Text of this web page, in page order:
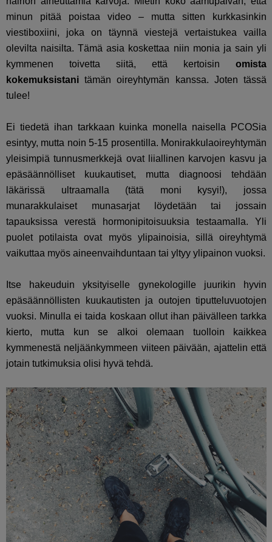
minun pitää poistaa video – mutta sitten kurkkasinkin
viestiboxiini, joka on täynnä viestejä vertaistukea vailla
olevilta naisilta. Tämä asia koskettaa niin monia ja sain yli
kymmenen toivetta siitä, että kertoisinomista
kokemuksistani tämän oireyhtymän kanssa. Joten tässä
tulee!
Ei tiedetä ihan tarkkaan kuinka monella naisella PCOSia
esintyy, mutta noin 5-15 prosentilla. Monirakkulaoireyhtymän
yleisimpiä tunnusmerkkejä ovat liiallinen karvojen kasvu ja
epäsäännölliset kuukautiset, mutta diagnoosi tehdään
läkärissä ultraamalla (tätä moni kysyi!), jossa
munarakkulaiset munasarjat löydetään tai jossain
tapauksissa verestä hormonipitoisuuksia testaamalla. Yli
puolet potilaista ovat myös ylipainoisia, sillä oireyhtymä
vaikuttaa myös aineenvaihduntaan tai yltyy ylipainon vuoksi.
Itse hakeuduin yksityiselle gynekologille juurikin hyvin
epäsäännöllisten kuukautisten ja outojen tiputteluvuotojen
vuoksi. Minulla ei taida koskaan ollut ihan päivälleen tarkka
kierto, mutta kun se alkoi olemaan tuolloin kaikkea
kymmenestä neljäänkymmeen viiteen päivään, ajattelin että
jotain tutkimuksia olisi hyvä tehdä.